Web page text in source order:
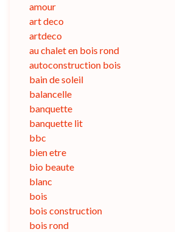
amour
art deco
artdeco
au chalet en bois rond
autoconstruction bois
bain de soleil
balancelle
banquette
banquette lit
bbc
bien etre
bio beaute
blanc
bois
bois construction
bois rond